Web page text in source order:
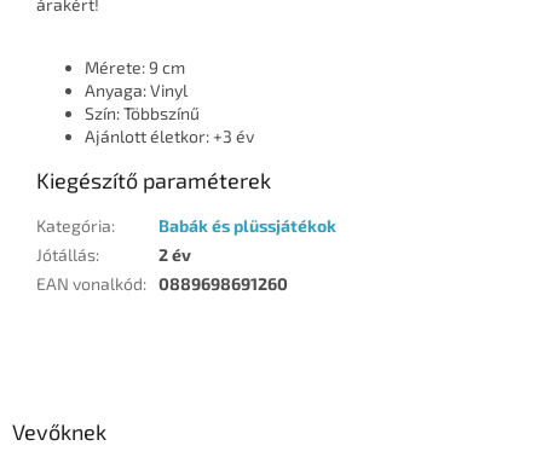
árakért!
Mérete: 9 cm
Anyaga: Vinyl
Szín: Többszínű
Ajánlott életkor: +3 év
Kiegészítő paraméterek
Kategória:
Babák és plüssjátékok
Jótállás:
2 év
EAN vonalkód: 0889698691260
Vevőknek